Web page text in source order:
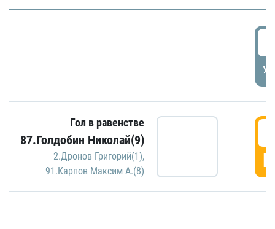
Гол в равенстве
87.Голдобин Николай(9)
2.Дронов Григорий(1),
91.Карпов Максим А.(8)